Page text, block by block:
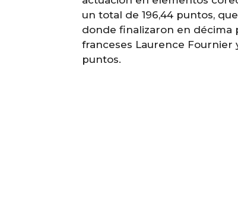
un total de 196,44 puntos,
donde finalizaron en décima
franceses Laurence Fournier
puntos.